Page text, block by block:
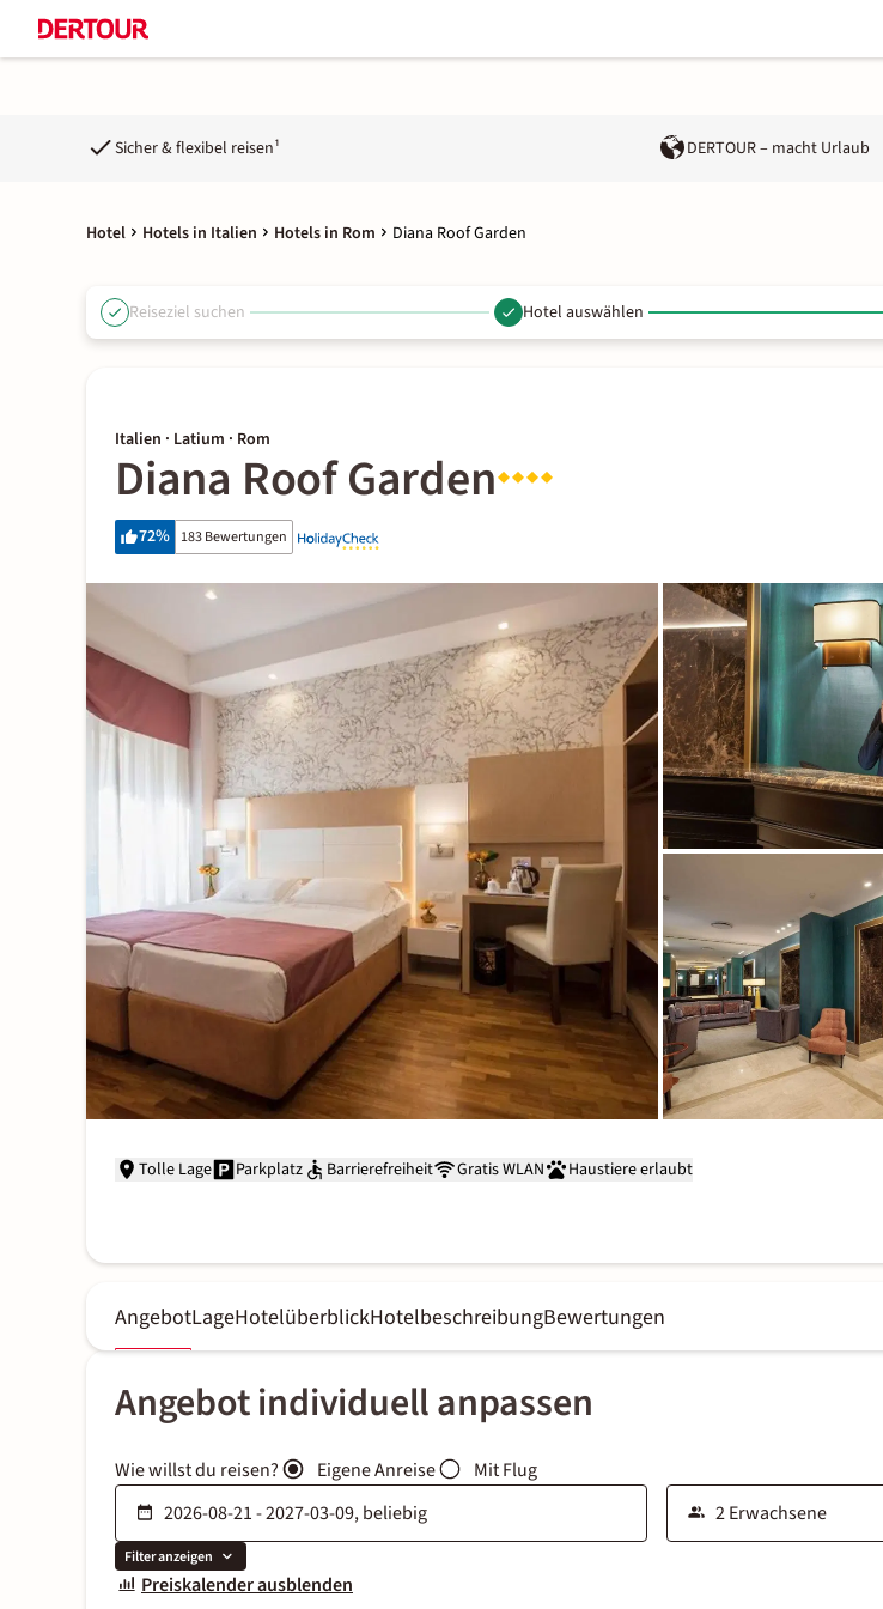
Sicher & flexibel reisen¹ DERTOUR – macht Urlaub
Hotel Hotels in Italien Hotels in Rom Diana Roof Garden
Reiseziel suchen Hotel auswählen
Italien · Latium · Rom
Diana Roof Garden
72% 183 Bewertungen
Tolle Lage Parkplatz Barrierefreiheit Gratis WLAN Haustiere erlaubt
AngebotLageHotelüberblickHotelbeschreibungBewertungen
Angebot individuell anpassen
Wie willst du reisen? Eigene Anreise Mit Flug
Filter anzeigen
Preiskalender ausblenden